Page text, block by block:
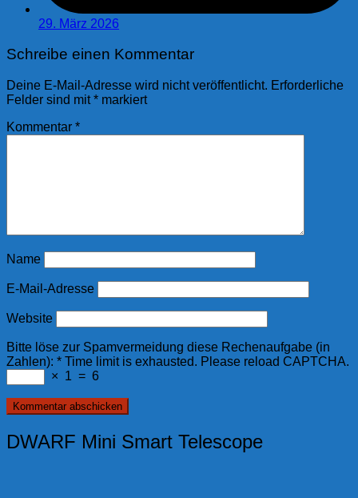
29. März 2026
Schreibe einen Kommentar
Deine E-Mail-Adresse wird nicht veröffentlicht. Erforderliche
Felder sind mit* markiert
Kommentar *
Name
E-Mail-Adresse
Website
Bitte löse zur Spamvermeidung diese Rechenaufgabe (in
Zahlen): * Time limit is exhausted. Please reload CAPTCHA.
× 1 = 6
DWARF Mini Smart Telescope